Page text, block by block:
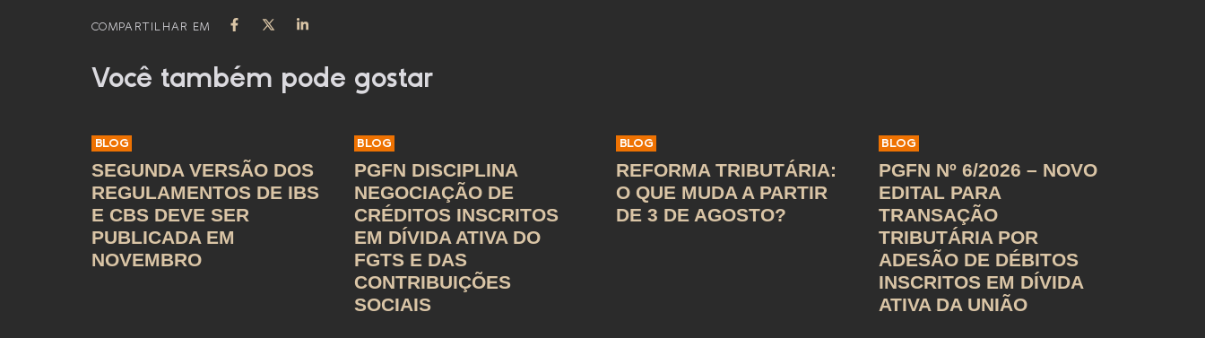
COMPARTILHAR EM
Você também pode gostar
BLOG
SEGUNDA VERSÃO DOS
REGULAMENTOS DE IBS
E CBS DEVE SER
PUBLICADA EM
NOVEMBRO
BLOG
PGFN DISCIPLINA
NEGOCIAÇÃO DE
CRÉDITOS INSCRITOS
EM DÍVIDA ATIVA DO
FGTS E DAS
CONTRIBUIÇÕES
SOCIAIS
BLOG
REFORMA TRIBUTÁRIA:
O QUE MUDA A PARTIR
DE 3 DE AGOSTO?
BLOG
PGFN Nº 6/2026 – NOVO
EDITAL PARA
TRANSAÇÃO
TRIBUTÁRIA POR
ADESÃO DE DÉBITOS
INSCRITOS EM DÍVIDA
ATIVA DA UNIÃO